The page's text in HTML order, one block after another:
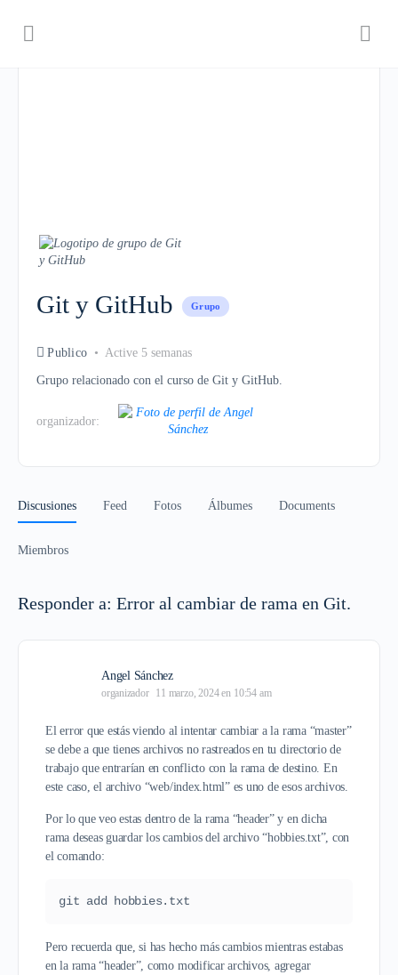
Git y GitHub Grupo
Publico Active 5 semanas
Grupo relacionado con el curso de Git y GitHub.
organizador:
Discusiones Feed Fotos Álbumes Documents
Miembros
Responder a: Error al cambiar de rama en Git.
Angel Sánchez
organizador 11 marzo, 2024 en 10:54 am
El error que estás viendo al intentar cambiar a la rama “master”
se debe a que tienes archivos no rastreados en tu directorio de
trabajo que entrarían en conflicto con la rama de destino. En
este caso, el archivo “web/index.html” es uno de esos archivos.
Por lo que veo estas dentro de la rama “header” y en dicha
rama deseas guardar los cambios del archivo “hobbies.txt”, con
el comando:
git add hobbies.txt
Pero recuerda que, si has hecho más cambios mientras estabas
en la rama “header”, como modificar archivos, agregar